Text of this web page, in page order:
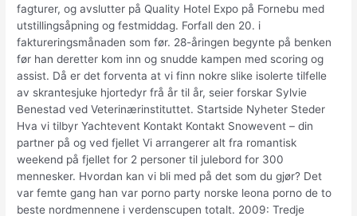
fagturer, og avslutter på Quality Hotel Expo på Fornebu med
utstillingsåpning og festmiddag. Forfall den 20. i
faktureringsmånaden som før. 28-åringen begynte på benken
før han deretter kom inn og snudde kampen med scoring og
assist. Då er det forventa at vi finn nokre slike isolerte tilfelle
av skrantesjuke hjortedyr frå år til år, seier forskar Sylvie
Benestad ved Veterinærinstituttet. Startside Nyheter Steder
Hva vi tilbyr Yachtevent Kontakt Kontakt Snowevent – din
partner på og ved fjellet Vi arrangerer alt fra romantisk
weekend på fjellet for 2 personer til julebord for 300
mennesker. Hvordan kan vi bli med på det som du gjør? Det
var femte gang han var porno party norske leona porno de to
beste nordmennene i verdenscupen totalt. 2009: Tredje